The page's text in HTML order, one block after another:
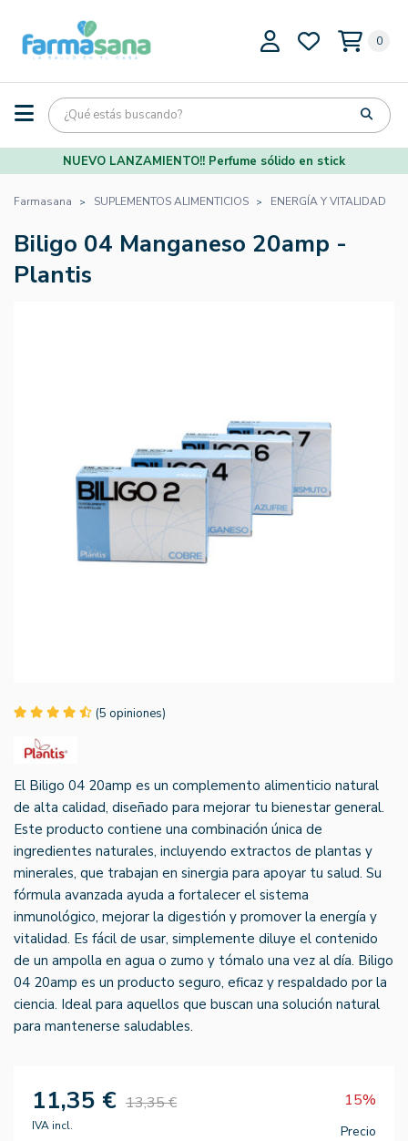
0
NUEVO LANZAMIENTO!! Perfume sólido en stick
Farmasana SUPLEMENTOS ALIMENTICIOS ENERGÍA Y VITALIDAD
Biligo 04 Manganeso 20amp -
Plantis
(5 opiniones)
El Biligo 04 20amp es un complemento alimenticio natural
de alta calidad, diseñado para mejorar tu bienestar general.
Este producto contiene una combinación única de
ingredientes naturales, incluyendo extractos de plantas y
minerales, que trabajan en sinergia para apoyar tu salud. Su
fórmula avanzada ayuda a fortalecer el sistema
inmunológico, mejorar la digestión y promover la energía y
vitalidad. Es fácil de usar, simplemente diluye el contenido
de un ampolla en agua o zumo y tómalo una vez al día. Biligo
04 20amp es un producto seguro, eficaz y respaldado por la
ciencia. Ideal para aquellos que buscan una solución natural
para mantenerse saludables.
11,35 € 13,35 € 15%
IVA incl. Precio